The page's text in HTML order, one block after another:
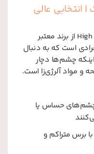
انتخابی عالی
ریمل های ایمپکت کلینیک (High Impact از برند معتبر
چشم‌ها دچار
و مواد آلرژی‌زا است.
چشم‌های حساس یا
برس متراکم و